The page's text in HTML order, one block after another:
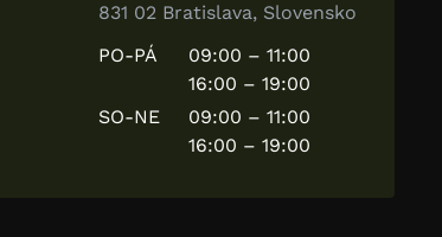
831 02 Bratislava, Slovensko
PO-PÁ
09:00 – 11:00
16:00 – 19:00
SO-NE
09:00 – 11:00
16:00 – 19:00